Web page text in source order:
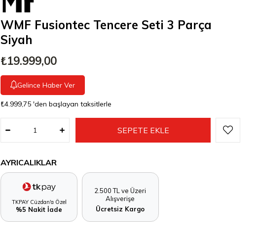
WMF Fusiontec Tencere Seti 3 Parça
Siyah
₺19.999,00
Gelince Haber Ver
₺4.999,75 'den başlayan taksitlerle
AYRICALIKLAR
TKPAY Cüzdan'a Özel
%5 Nakit İade
2.500 TL ve Üzeri
Alışverişe
Ücretsiz Kargo